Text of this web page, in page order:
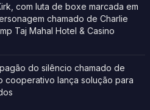
com luta de boxe marcada em
chamado de Charlie
Taj Mahal Hotel & Casino
do silêncio chamado de
cooperativo lança solução para